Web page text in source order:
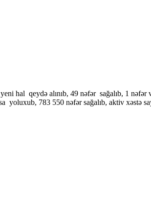
hal qeydə alınıb, 49 nəfər sağalıb, 1
783 550 nəfər sağalıb, aktiv xəstə